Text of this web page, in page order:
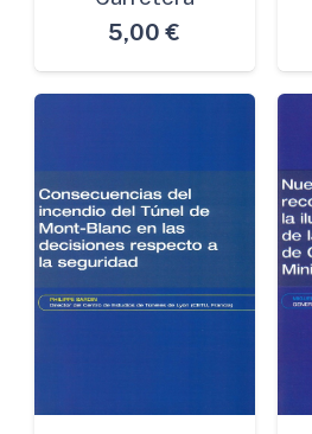
5,00 €